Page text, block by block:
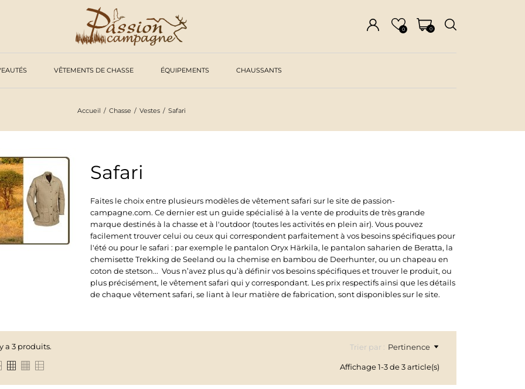
0 0
VÊTEMENTS DE CHASSE ÉQUIPEMENTS CHAUSSANTS
Accueil Chasse Vestes Safari
Safari
Faites le choix entre plusieurs modèles de vêtement safari sur le site de passion-
campagne.com. Ce dernier est un guide spécialisé à la vente de produits de très grande
marque destinés à la chasse et à l'outdoor (toutes les activités en plein air). Vous pouvez
facilement trouver celui ou ceux qui correspondent parfaitement à vos besoins spécifiques pour
l'été ou pour le safari : par exemple le pantalon Oryx Härkila, le pantalon saharien de Beratta, la
chemisette Trekking de Seeland ou la chemise en bambou de Deerhunter, ou un chapeau en
coton de stetson... Vous n’avez plus qu’à définir vos besoins spécifiques et trouver le produit, ou
plus précisément, le vêtement safari qui y correspondant. Les prix respectifs ainsi que les détails
de chaque vêtement safari, se liant à leur matière de fabrication, sont disponibles sur le site.
a 3 produits. Trier par : Pertinence
Affichage 1-3 de 3 article(s)